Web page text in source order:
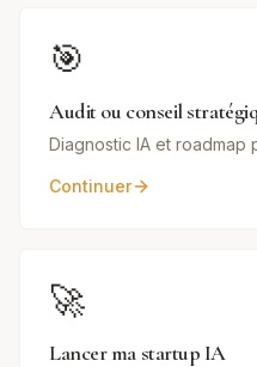
🎯
Audit ou conseil
Diagnostic IA et roadmap
Continuer
🚀
Lancer ma startup IA